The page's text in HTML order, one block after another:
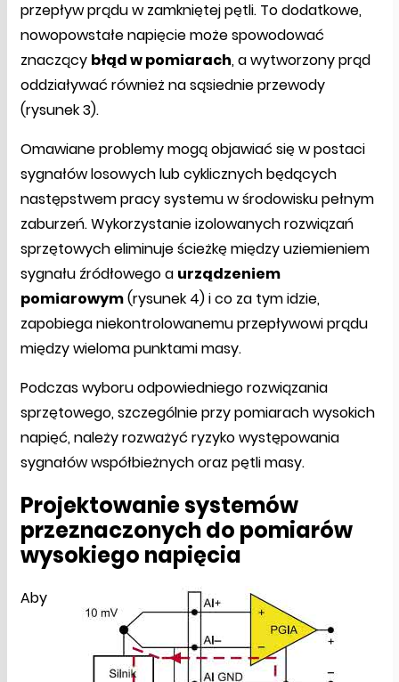
przepływ prądu w zamkniętej pętli. To dodatkowe,
nowopowstałe napięcie może spowodować
znaczący błąd w pomiarach, a wytworzony prąd
oddziaływać również na sąsiednie przewody
(rysunek 3).
Omawiane problemy mogą objawiać się w postaci
sygnałów losowych lub cyklicznych będących
następstwem pracy systemu w środowisku pełnym
zaburzeń. Wykorzystanie izolowanych rozwiązań
sprzętowych eliminuje ścieżkę między uziemieniem
sygnału źródłowego a urządzeniem
pomiarowym(rysunek 4) i co za tym idzie,
zapobiega niekontrolowanemu przepływowi prądu
między wieloma punktami masy.
Podczas wyboru odpowiedniego rozwiązania
sprzętowego, szczególnie przy pomiarach wysokich
napięć, należy rozważyć ryzyko występowania
sygnałów współbieżnych oraz pętli masy.
Projektowanie systemów
przeznaczonych do pomiarów
wysokiego napięcia
Aby